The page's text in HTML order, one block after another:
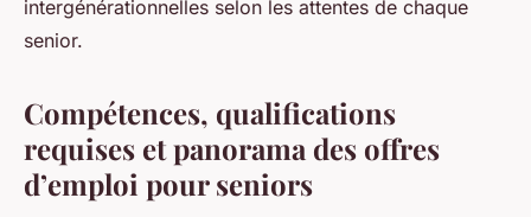
intergénérationnelles selon les attentes de chaque
senior.
Compétences, qualifications
requises et panorama des offres
d’emploi pour seniors